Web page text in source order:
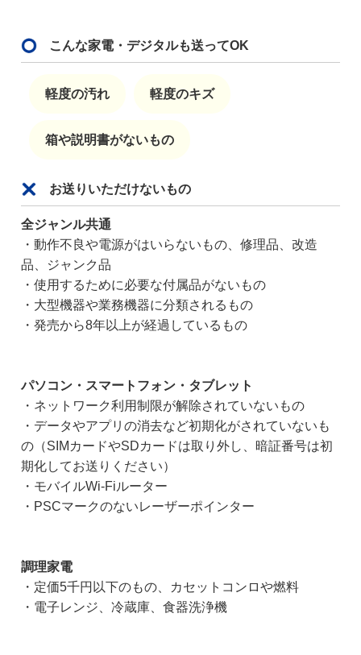
こんな家電・デジタルも送ってOK
軽度の汚れ 軽度のキズ
箱や説明書がないもの
お送りいただけないもの
全ジャンル共通
・動作不良や電源がはいらないもの、修理品、改造
品、ジャンク品
・使用するために必要な付属品がないもの
・大型機器や業務機器に分類されるもの
・発売から8年以上が経過しているもの
パソコン・スマートフォン・タブレット
・ネットワーク利用制限が解除されていないもの
・データやアプリの消去など初期化がされていないも
の（SIMカードやSDカードは取り外し、暗証番号は初
期化してお送りください）
・モバイルWi-Fiルーター
・PSCマークのないレーザーポインター
調理家電
・定価5千円以下のもの、カセットコンロや燃料
・電子レンジ、冷蔵庫、食器洗浄機